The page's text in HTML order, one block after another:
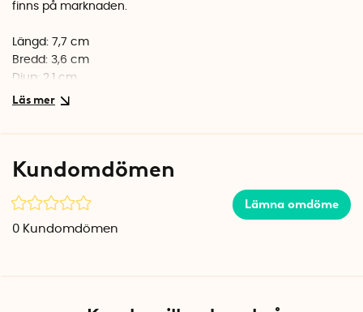
finns på marknaden.
Längd: 7,7 cm
Bredd: 3,6 cm
Djup: 2,1 cm
Ingång: 100-240V,50/60Hz,0,3A
Kundomdömen
Lämna omdöme
0 Kundomdömen